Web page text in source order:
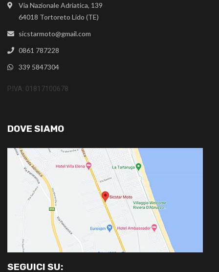
Via Nazionale Adriatica, 139
64018 Tortoreto Lido (TE)
sicstarmoto@gmail.com
0861 787228
339 5847304
P.IVA: 01817100678
DOVE SIAMO
SEGUICI SU: